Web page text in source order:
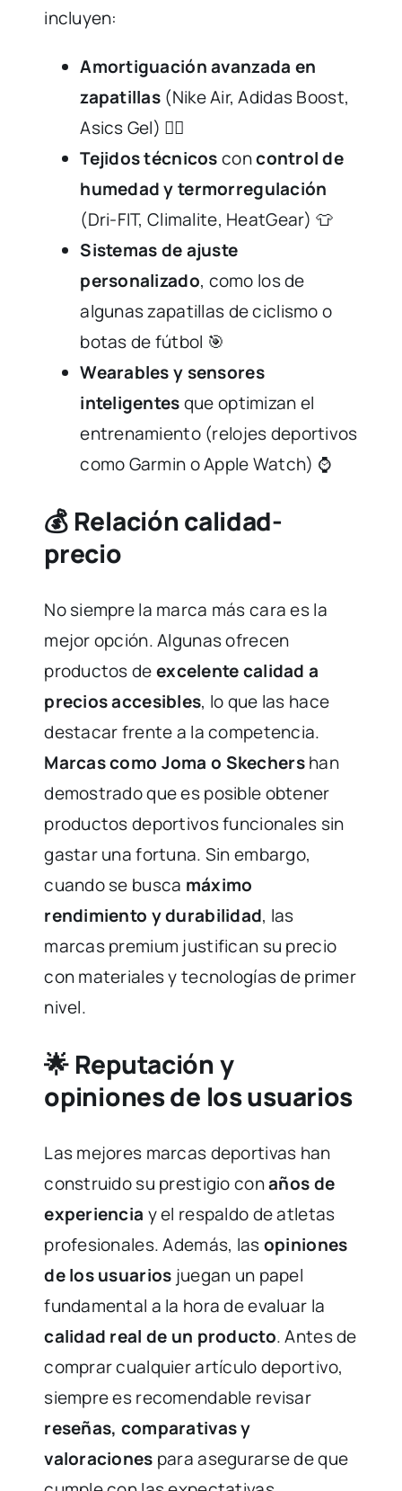
incluyen:
Amortiguación avanzada en
zapatillas (Nike Air, Adidas Boost,
Asics Gel) 🏃‍♂️
Tejidos técnicosconcontrol de
humedad y termorregulación
(Dri-FIT, Climalite, HeatGear) 👕
Sistemas de ajuste
personalizado, como los de
algunas zapatillas de ciclismo o
botas de fútbol 🎯
Wearables y sensores
inteligentesque optimizan el
entrenamiento (relojes deportivos
como Garmin o Apple Watch) ⌚
💰 Relación calidad-
precio
No siempre la marca más cara es la
mejor opción. Algunas ofrecen
productos deexcelente calidad a
precios accesibles, lo que las hace
destacar frente a la competencia.
Marcas como Joma o Skechershan
demostrado que es posible obtener
productos deportivos funcionales sin
gastar una fortuna. Sin embargo,
cuando se busca máximo
rendimiento y durabilidad, las
marcas premium justifican su precio
con materiales y tecnologías de primer
nivel.
🌟 Reputación y
opiniones de los usuarios
Las mejores marcas deportivas han
construido su prestigio conaños de
experiencia y el respaldo de atletas
profesionales. Además, lasopiniones
de los usuarios juegan un papel
fundamental a la hora de evaluar la
calidad real de un producto. Antes de
comprar cualquier artículo deportivo,
siempre es recomendable revisar
reseñas, comparativas y
valoraciones para asegurarse de que